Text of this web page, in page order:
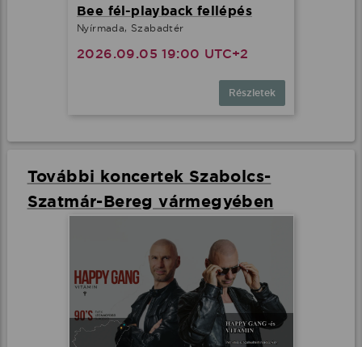
Bee fél-playback fellépés
Nyírmada, Szabadtér
2026.09.05 19:00 UTC+2
Részletek
További koncertek Szabolcs-
Szatmár-Bereg vármegyében